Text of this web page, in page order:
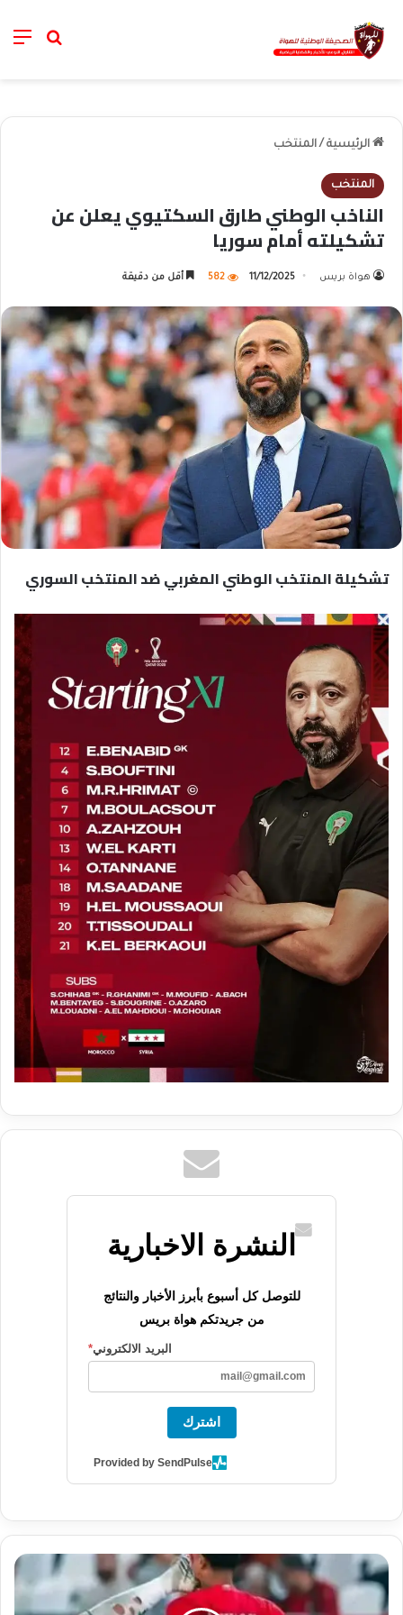
خانة
الرئيسية / المنتخب
المنتخب
الناخب الوطني طارق السكتيوي يعلن عن
تشكيلته أمام سوريا
هواة بريس 11/12/2025
582 أقل من دقيقة
تشكيلة المنتخب الوطني المغربي ضد المنتخب السوري
النشرة الاخبارية
للتوصل كل أسبوع بأبرز الأخبار والنتائج
من جريدتكم هواة بريس
البريد الالكتروني*
اشترك
Provided by SendPulse
ه
ه